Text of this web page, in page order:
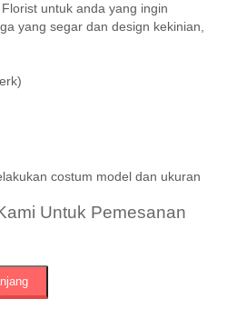
untuk anda yang ingin
yang segar dan design kekinian,
costum model dan ukuran
Untuk Pemesanan